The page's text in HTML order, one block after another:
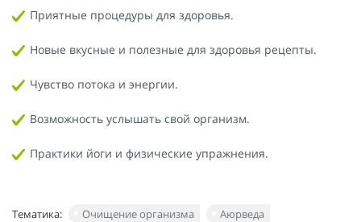
Приятные процедуры для здоровья.
Новые вкусные и полезные для здоровья рецепты.
Чувство потока и энергии.
Возможность услышать свой организм.
Практики йоги и физические упражнения.
Тематика: Очищение организма
Аюрведа